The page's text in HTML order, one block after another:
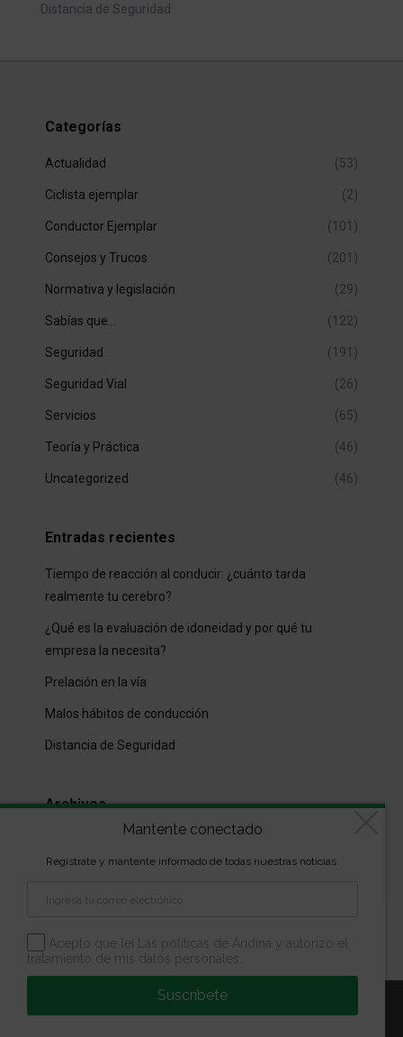
Distancia de Seguridad
Categorías
Actualidad (53)
Ciclista ejemplar (2)
Conductor Ejemplar (101)
Consejos y Trucos (201)
Normativa y legislación (29)
Sabías que… (122)
Seguridad (191)
Seguridad Vial (26)
Servicios (65)
Teoría y Práctica (46)
Uncategorized (46)
Entradas recientes
Tiempo de reacción al conducir: ¿cuánto tarda
realmente tu cerebro?
¿Qué es la evaluación de idoneidad y por qué tu
empresa la necesita?
Prelación en la vía
Malos hábitos de conducción
Distancia de Seguridad
Archivos
propiedad de la Escuela Andina | Todos los derechos
reservados
Política de Privacidad
Mantente conectado
Regístrate y mantente informado de todas nuestras noticias.
Acepto que leí Las políticas de Andina y autorizo el
tratamiento de mis datos personales.
Suscríbete